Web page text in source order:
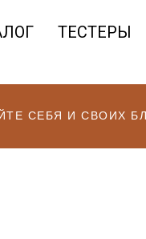
ТЕСТЕРЫ
СЕБЯ И СВОИХ